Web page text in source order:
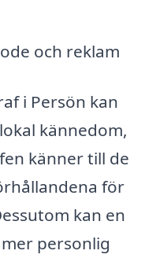
och reklam
i Persön kan
kännedom,
känner till de
för
kan en
personlig